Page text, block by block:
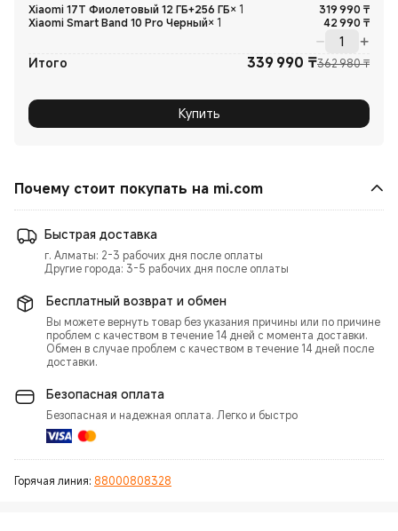
Xiaomi 17T Фиолетовый 12 ГБ+256 ГБ× 1 319 990 ₸
Xiaomi Smart Band 10 Pro Черный× 1 42 990 ₸
Итого 339 990 ₸362 980 ₸
Купить
Почему стоит покупать на mi.com
Быстрая доставка
г. Алматы: 2-3 рабочих дня после оплаты
Другие города: 3-5 рабочих дня после оплаты
Бесплатный возврат и обмен
Вы можете вернуть товар без указания причины или по причине
проблем с качеством в течение 14 дней с момента доставки.
Обмен в случае проблем с качеством в течение 14 дней после
доставки.
Безопасная оплата
Безопасная и надежная оплата. Легко и быстро
Горячая линия: 88000808328